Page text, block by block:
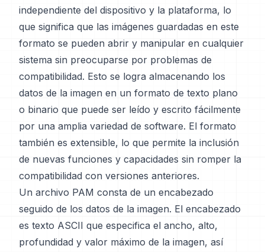
independiente del dispositivo y la plataforma, lo
que significa que las imágenes guardadas en este
formato se pueden abrir y manipular en cualquier
sistema sin preocuparse por problemas de
compatibilidad. Esto se logra almacenando los
datos de la imagen en un formato de texto plano
o binario que puede ser leído y escrito fácilmente
por una amplia variedad de software. El formato
también es extensible, lo que permite la inclusión
de nuevas funciones y capacidades sin romper la
compatibilidad con versiones anteriores.
Un archivo PAM consta de un encabezado
seguido de los datos de la imagen. El encabezado
es texto ASCII que especifica el ancho, alto,
profundidad y valor máximo de la imagen, así